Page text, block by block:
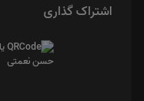
اشتراک گذاری